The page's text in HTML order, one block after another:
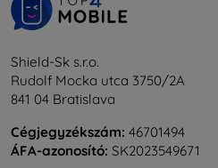
Shield-Sk s.r.o.
Rudolf Mocka utca 3750/2A
841 04 Bratislava
Cégjegyzékszám: 46701494
ÁFA-azonosító: SK2023549671